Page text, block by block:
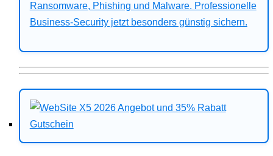
Ransomware, Phishing und Malware. Professionelle
Business-Security jetzt besonders günstig sichern.